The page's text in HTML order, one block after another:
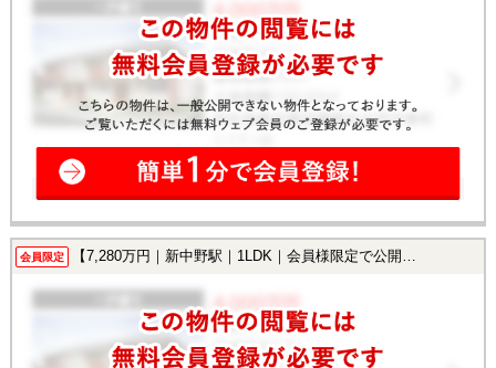
会員限定 【7,280万円｜新中野駅｜1LDK｜会員様限定で公開中！】